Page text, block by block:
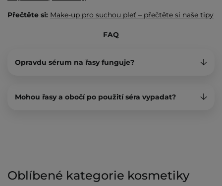
Přečtěte si: Make-up pro suchou pleť – přečtěte si naše tipy
FAQ
Opravdu sérum na řasy funguje?
Mohou řasy a obočí po použití séra vypadat?
Oblíbené kategorie kosmetiky